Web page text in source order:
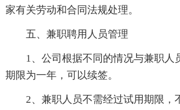
家有关劳动和合同法规处理。
五、兼职聘用人员管理
1、公司根据不同的情况与兼职人
期限为一年，可以续签。
2、兼职人员不需经过试用期限，